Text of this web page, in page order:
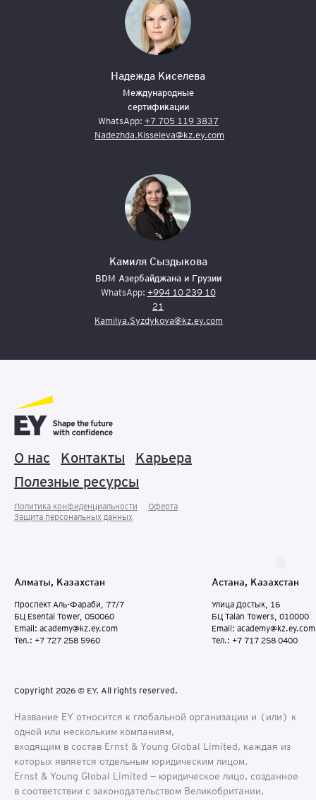
Надежда Киселева
Международные
сертификации
WhatsApp: +7 705 119 3837
Nadezhda.Kisseleva@kz.ey.com
Камиля Сыздыкова
BDM Азербайджана и Грузии
WhatsApp: +994 10 239 10
21
Kamilya.Syzdykova@kz.ey.com
О нас Контакты
Карьера
Полезные ресурсы
Политика конфиденциальности
Оферта
Защита персональных данныx
Алматы, Казахстан
Проспект Аль-Фараби, 77/7
БЦ Esentai Tower, 050060
Email: academy@kz.ey.com
Тел.: +7 727 258 5960
Астана, Казахстан
Улица Достык, 16
БЦ Talan Towers, 010000
Email: academy@kz.ey.com
Тел.: +7 717 258 0400
Copyright 2026 © EY. All rights reserved.
Название EY относится к глобальной организации и (или) к
одной или нескольким компаниям,
входящим в состав Ernst & Young Global Limited, каждая из
которых является отдельным юридическим лицом.
Ernst & Young Global Limited − юридическое лицо, созданное
в соответствии с законодательством Великобритании,